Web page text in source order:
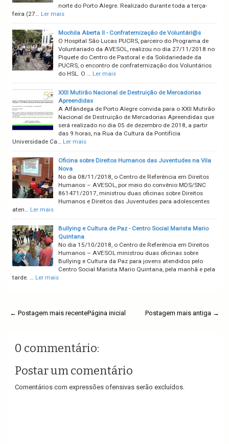
norte do Porto Alegre. Realizado durante toda a terça-
feira (27… Ler mais
Mochila Aberta II - Confraternização de Voluntári@s
O Hospital São Lucas PUCRS, parceiro do Programa de
Voluntariado da AVESOL, realizou no dia 27/11/2018 no
Piquete do Centro de Pastoral e da Solidariedade da
PUCRS, o encontro de confraternização dos Voluntários
do HSL. O … Ler mais
XXII Mutirão Nacional de Destruição de Mercadorias
Apreendidas
A Alfândega de Porto Alegre convida para o XXII Mutirão
Nacional de Destruição de Mercadorias Apreendidas que
será realizado no dia 05 de dezembro de 2018, a partir
das 9 horas, na Rua da Cultura da Pontifícia
Universidade Ca… Ler mais
Oficina sobre Direitos Humanos das Juventudes na Vila
Nova
No dia 08/11/2018, o Centro de Referência em Direitos
Humanos – AVESOL, por meio do convênio MDS/SNC
861471/2017, ministrou duas oficinas sobre Direitos
Humanos e Direitos das Juventudes para adolescentes
aten… Ler mais
Bullying e Cultura de Paz - Centro Social Marista Mario
Quintana
No dia 15/10/2018, o Centro de Referência em Direitos
Humanos – AVESOL ministrou duas oficinas sobre
Bullying e Cultura da Paz para jovens atendidos pelo
Centro Social Marista Mario Quintana, pela manhã e pela
tarde. … Ler mais
← Postagem mais recente Postagem mais antiga →
Página inicial
0 commentário:
Postar um comentário
Comentários com expressões ofensivas serão excluídos.